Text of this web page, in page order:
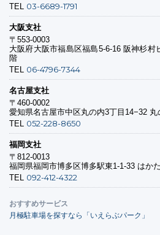
TEL 03-6689-1791
大阪支社
〒553-0003
大阪府大阪市福島区福島5-6-16 阪神杉
階
TEL 06-4796-7344
名古屋支社
〒460-0002
愛知県名古屋市中区丸の内3丁目14−32
TEL 052-228-8650
福岡支社
〒812-0013
福岡県福岡市博多区博多駅東1-1-33 はか
TEL 092-412-4322
おすすめサービス
月極駐車場を探すなら「いえらぶパーク」